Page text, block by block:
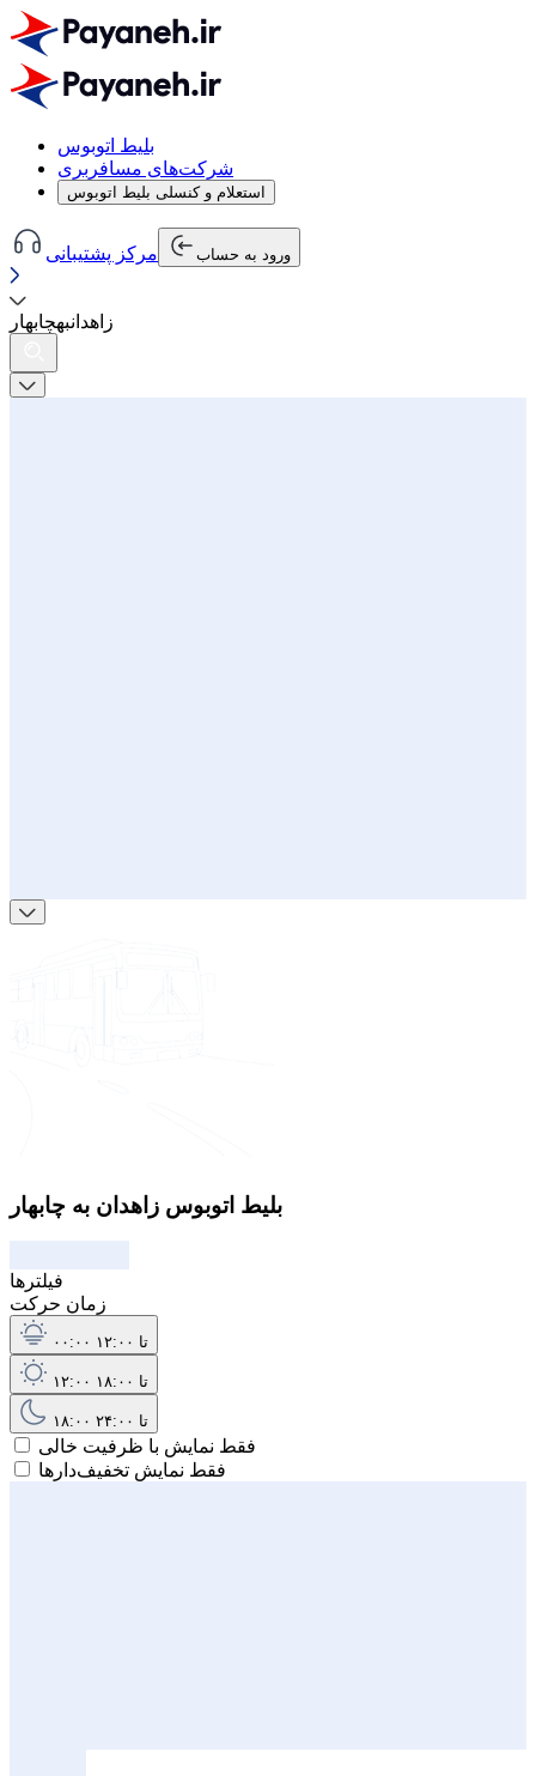
بلیط اتوبوس
شرکت‌های مسافربری
استعلام و کنسلی بلیط اتوبوس
مرکز پشتیبانی ورود به حساب
زاهدانبهچابهار
بلیط اتوبوس زاهدان به چابهار
فیلترها
زمان حرکت
۰۰:۰۰ تا ۱۲:۰۰
۱۲:۰۰ تا ۱۸:۰۰
۱۸:۰۰ تا ۲۴:۰۰
فقط نمایش با ظرفیت خالی
فقط نمایش تخفیف‌دارها